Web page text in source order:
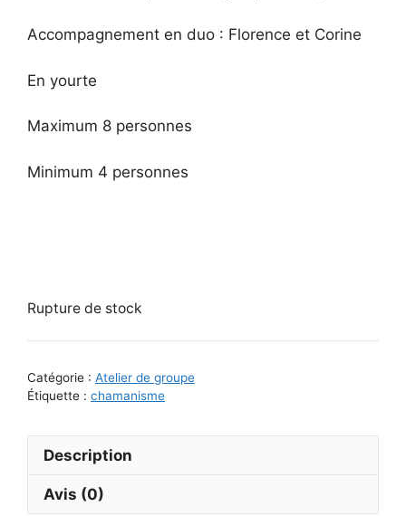
Accompagnement en duo : Florence et Corine
En yourte
Maximum 8 personnes
Minimum 4 personnes
Rupture de stock
Catégorie : Atelier de groupe
Étiquette : chamanisme
Description
Avis (0)